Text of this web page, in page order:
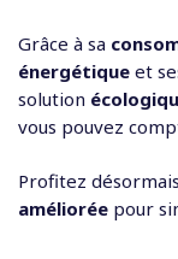
Grâce à sa
énergétique et
solution
vous pouvez
Profitez désormais
améliorée pour